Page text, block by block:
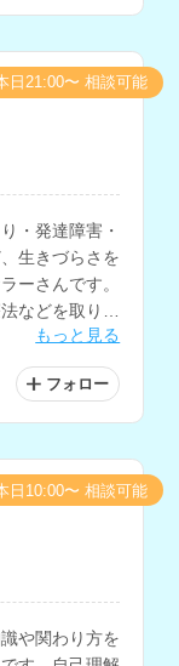
・発達障害・
生きづらさを
ーさんです。
などを取り入
医療従事者へ
もっと見る
フォロー
日21:00〜 相談可能
や関わり方を
日10:00〜 相談可能